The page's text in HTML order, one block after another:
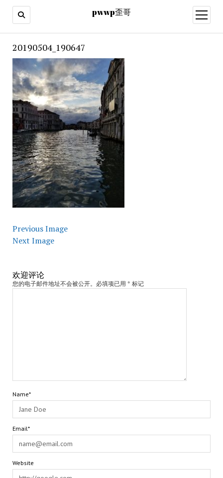
pwwp歪哥
open
menu
20190504_190647
Previous Image
Next Image
欢迎评论
您的电子邮件地址不会被公开。必填项已用 * 标记
Name*
Email*
Website